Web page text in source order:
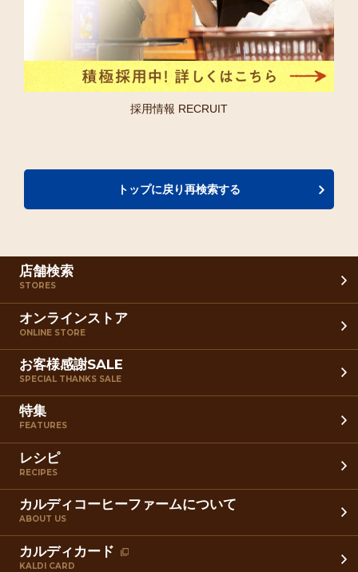
採用情報 RECRUIT
トップに戻り再検索する
店舗検索
STORES
オンラインストア
ONLINE STORE
お客様感謝SALE
SPECIAL THANKS SALE
特集
FEATURES
レシピ
RECIPES
カルディコーヒーファームについて
ABOUT US
カルディカード
KALDI CARD